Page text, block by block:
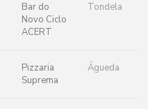
Bar do
Novo Ciclo
ACERT
Tondela
Pizzaria
Suprema
Águeda